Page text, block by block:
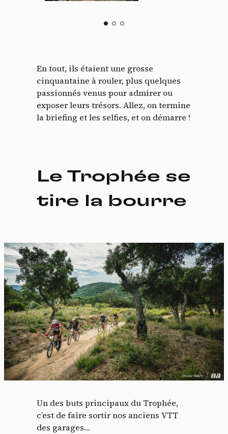
En tout, ils étaient une grosse
cinquantaine à rouler, plus quelques
passionnés venus pour admirer ou
exposer leurs trésors. Allez, on termine
la briefing et les selfies, et on démarre !
Le Trophée se
tire la bourre
Un des buts principaux du Trophée,
c’est de faire sortir nos anciens VTT
des garages…